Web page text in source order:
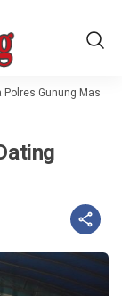
Gunung Mas